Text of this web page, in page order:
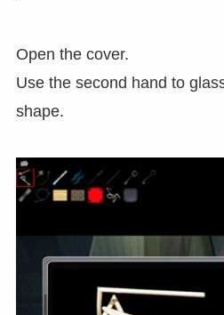
Open the cover.
Use the second hand to
shape.